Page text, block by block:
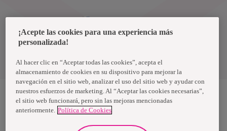
Términos y condiciones
Nosotras, una marca de Essity - una compañía global líder en
mundo, utilizan nuestros productos, servicios y soluciones. Nuestro
¡Acepte las cookies para una experiencia más
personalizada!
Al hacer clic en “Aceptar todas las cookies”, acepta el
almacenamiento de cookies en su dispositivo para mejorar la
navegación en el sitio web, analizar el uso del sitio web y ayudar con
nuestros esfuerzos de marketing. Al “Aceptar las cookies necesarias”,
el sitio web funcionará, pero sin las mejoras mencionadas
anteriormente. Política de Cookies